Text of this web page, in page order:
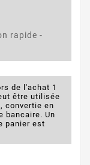
rapide -
de l'achat 1
être utilisée
convertie en
bancaire. Un
panier est